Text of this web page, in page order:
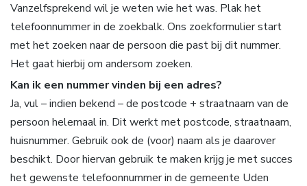
Vanzelfsprekend wil je weten wie het was. Plak het
telefoonnummer in de zoekbalk. Ons zoekformulier start
met het zoeken naar de persoon die past bij dit nummer.
Het gaat hierbij om andersom zoeken.
Kan ik een nummer vinden bij een adres?
Ja, vul – indien bekend – de postcode + straatnaam van de
persoon helemaal in. Dit werkt met postcode, straatnaam,
huisnummer. Gebruik ook de (voor) naam als je daarover
beschikt. Door hiervan gebruik te maken krijg je met succes
het gewenste telefoonnummer in de gemeente Uden